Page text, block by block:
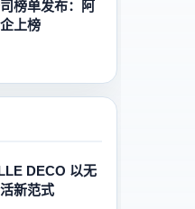
榜单发布：阿
上榜
DECO 以无
新范式